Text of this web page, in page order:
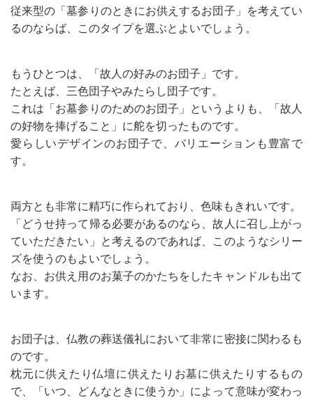
従来型の「墓参りのときにお供えするお団子」を考えてい
るのならば、このタイプを選ぶとよいでしょう。
もうひとつは、「故人の好みのお団子」です。
たとえば、三色団子やみたらし団子です。
これは「お墓参りのためのお団子」というよりも、「故人
の好物を捧げること」に舵を切ったものです。
愛らしいデザインのお団子で、バリエーションも豊富で
す。
両方とも非常に精巧に作られており、色味もきれいです。
「どうせ持って帰る必要があるのなら、故人に召し上がっ
ていただきたい」と考えるのであれば、このようなシリー
ズを使うのもよいでしょう。
なお、お供え用のお菓子のかたちをしたキャンドルも出て
います。
お団子は、仏教の葬送儀礼において非常に密接に関わるも
のです。
枕元に供えたり仏壇に供えたりお墓に供えたりするもの
で、「いつ、どんなときに使うか」によって意味が変わっ